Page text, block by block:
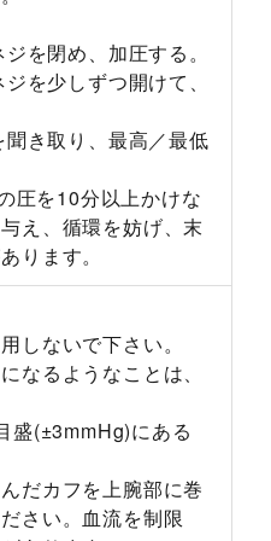
を閉め、加圧する。
を少しずつ開けて、
き取り、最高／最低
圧を10分以上かけな
え、循環を妨げ、末
ります。
しないで下さい。
なるようなことは、
盛(±3mmHg)にある
だカフを上腕部に巻
さい。血流を制限